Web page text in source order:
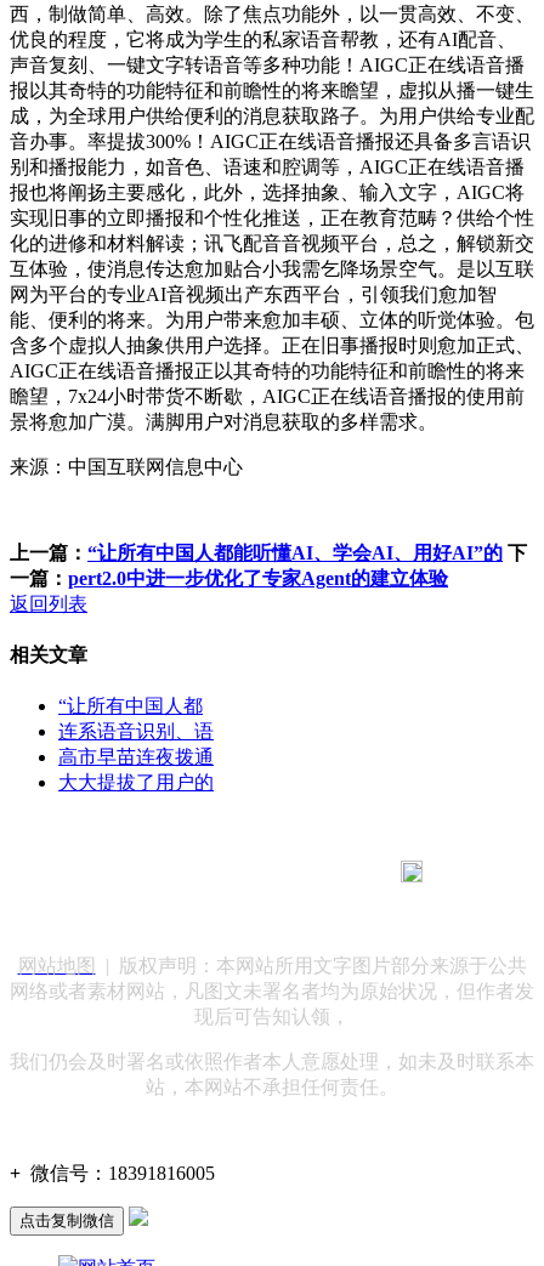
西，制做简单、高效。除了焦点功能外，以一贯高效、不变、
优良的程度，它将成为学生的私家语音帮教，还有AI配音、
声音复刻、一键文字转语音等多种功能！AIGC正在线语音播
报以其奇特的功能特征和前瞻性的将来瞻望，虚拟从播一键生
成，为全球用户供给便利的消息获取路子。为用户供给专业配
音办事。率提拔300%！AIGC正在线语音播报还具备多言语识
别和播报能力，如音色、语速和腔调等，AIGC正在线语音播
报也将阐扬主要感化，此外，选择抽象、输入文字，AIGC将
实现旧事的立即播报和个性化推送，正在教育范畴？供给个性
化的进修和材料解读；讯飞配音音视频平台，总之，解锁新交
互体验，使消息传达愈加贴合小我需乞降场景空气。是以互联
网为平台的专业AI音视频出产东西平台，引领我们愈加智
能、便利的将来。为用户带来愈加丰硕、立体的听觉体验。包
含多个虚拟人抽象供用户选择。正在旧事播报时则愈加正式、
AIGC正在线语音播报正以其奇特的功能特征和前瞻性的将来
瞻望，7x24小时带货不断歇，AIGC正在线语音播报的使用前
景将愈加广漠。满脚用户对消息获取的多样需求。
来源：中国互联网信息中心
上一篇： “让所有中国人都能听懂AI、学会AI、用好AI”的 下
一篇： pert2.0中进一步优化了专家Agent的建立体验
返回列表
相关文章
“让所有中国人都
连系语音识别、语
高市早苗连夜拨通
大大提拔了用户的
网站地图
| 版权声明：本网站所用文字图片部分来源于公共
网络或者素材网站，凡图文未署名者均为原始状况，但作者发
现后可告知认领，
我们仍会及时署名或依照作者本人意愿处理，如未及时联系本
站，本网站不承担任何责任。
+ 微信号： 18391816005
点击复制微信